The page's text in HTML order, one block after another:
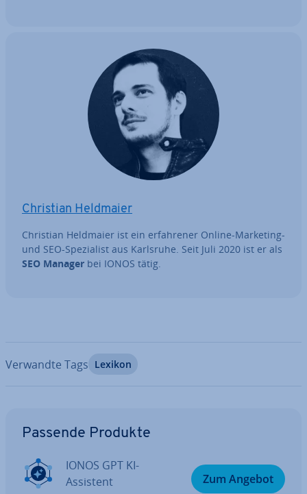
Christian Heldmaier
Christian Heldmaier ist ein er­fah­re­ner Online-Marketing-
und SEO-Spe­zia­list aus Karlsruhe. Seit Juli 2020 ist er als
SEO Manager bei IONOS tätig.
Verwandte Tags Lexikon
Passende Produkte
IONOS GPT KI-
Assistent
Zum Angebot